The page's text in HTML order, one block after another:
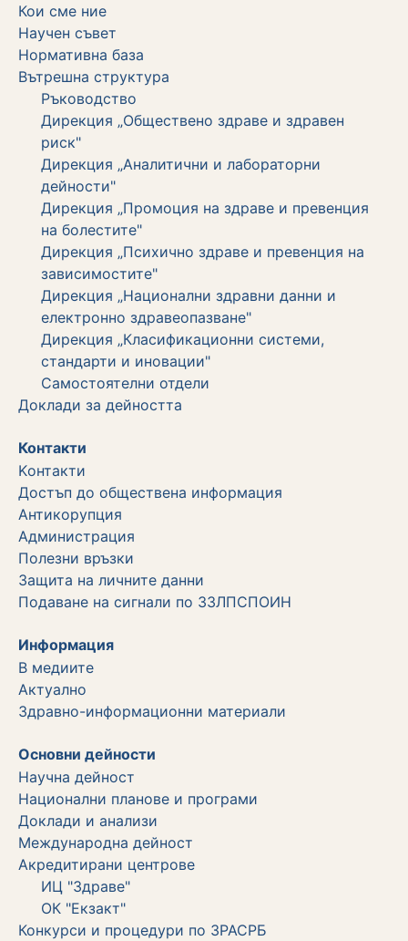
Кои сме ние
Научен съвет
Нормативна база
Вътрешна структура
Ръководство
Дирекция „Обществено здраве и здравен
риск"
Дирекция „Аналитични и лабораторни
дейности"
Дирекция „Промоция на здраве и превенция
на болестите"
Дирекция „Психично здраве и превенция на
зависимостите"
Дирекция „Национални здравни данни и
електронно здравеопазване"
Дирекция „Класификационни системи,
стандарти и иновации"
Самостоятелни отдели
Дoклади за дейността
Контакти
Kонтакти
Достъп до обществена информация
Aнтикорупция
Администрация
Полезни връзки
Защита на личните данни
Подаване на сигнали по ЗЗЛПСПОИН
Информация
В медиите
Актуално
Здравно-информационни материали
Основни дейности
Научна дейност
Национални планове и програми
Доклади и анализи
Международна дейност
Акредитирани центрове
ИЦ "Здраве"
ОК "Екзакт"
Конкурси и процедури по ЗРАСРБ